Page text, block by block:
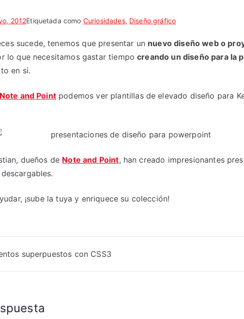
2012Etiquetada como Curiosidades, Diseño gráfico
sucede, tenemos que presentar un nuevo diseño web o
lo que necesitamos gastar tiempocreando un diseño para la
en si.
Note and Pointpodemos ver plantillas de elevado diseño para
dueños de Note and Point, han creado impresionantes
¡sube la tuya y enriquece su colección!
superpuestos con CSS3